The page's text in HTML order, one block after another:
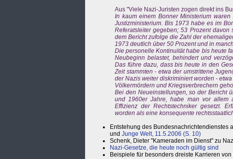
Aus "Viele Nazi-Juristen zogen direkt ins
In kaum einem Bonner Ministerium
Justizministerium. Bis 1973 habe es im
Referatsleiter gegeben; 53 Prozent
dem Bericht zufolge die Zahl der
1973 deutlich über 50 Prozent und in
Die personelle Kontinuität habe bis heute
Neubeginn belastet, behindert und
Das führe dazu, dass bis heute in den
Zeit stammten - etwa der umstrittene
der Nazis weiter diskriminiert worden -
Völkermördern und Kriegsverbrechern
Bei den Neueinstellungen, so der Bericht
und 1960er Jahre, habe man vor allem
Effizienz der Rechtstechniker gesetzt.
worden als eine konsequente
Entstehung des Bundesnachrichtendienstes
und Junge Welt, 11.5.2006 (S. 10)
Schenk, Dieter "Kameraden im Dienst" zu
Nazi-Gesetze, die heute noch gültig sind
Beispiele für besonders dreiste Karrieren von